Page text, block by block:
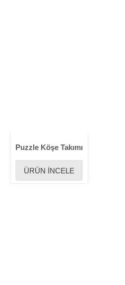
Puzzle Köşe Takımı
ÜRÜN İNCELE